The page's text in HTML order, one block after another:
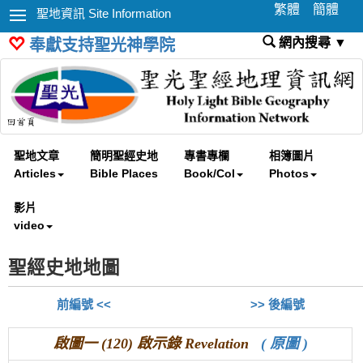
聖地資訊 Site Information 繁體 簡體
奉獻支持聖光神學院 網內搜尋 ▼
聖地文章
Articles
簡明聖經史地
Bible Places
專書專欄
Book/Col
相簿圖片
Photos
影片
video
聖經史地地圖
前編號 << >> 後編號
啟圖一 (120) 啟示錄 Revelation ( 原圖 )